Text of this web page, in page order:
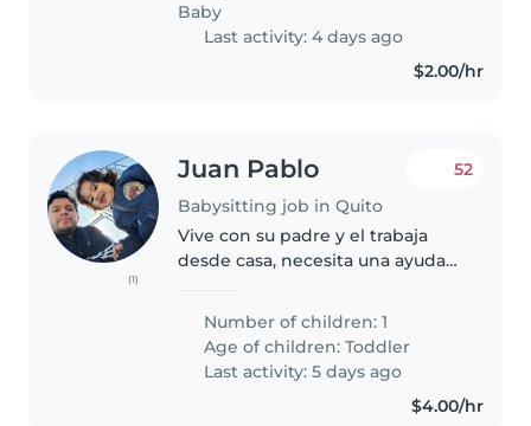
and..
Baby
Last activity: 4 days ago
$2.00/hr
(1)
Juan Pablo
Babysitting job in Quito
52
Vive con su padre y el trabaja
desde casa, necesita una ayuda
del niño. Busco una persona con
experiencia comprobable en
alimentación infantil
*indispensable..
Number of children: 1
Age of children:Toddler
Last activity: 5 days ago
$4.00/hr